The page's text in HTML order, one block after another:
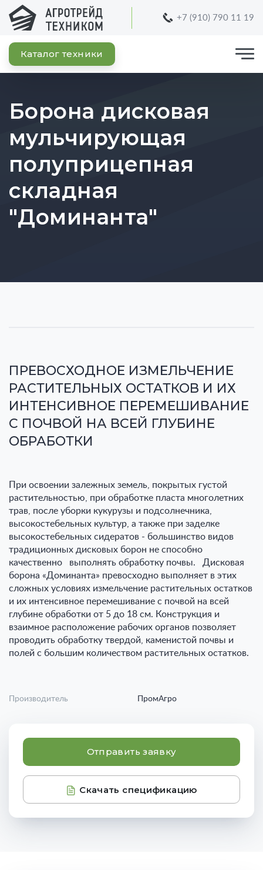
+7 (910) 790 11 19
Каталог техники
Борона дисковая
мульчирующая
полуприцепная
складная
"Доминанта"
ПРЕВОСХОДНОЕ ИЗМЕЛЬЧЕНИЕ
РАСТИТЕЛЬНЫХ ОСТАТКОВ И ИХ
ИНТЕНСИВНОЕ ПЕРЕМЕШИВАНИЕ
С ПОЧВОЙ НА ВСЕЙ ГЛУБИНЕ
ОБРАБОТКИ
При освоении залежных земель, покрытых густой
растительностью, при обработке пласта многолетних
трав, после уборки кукурузы и подсолнечника,
высокостебельных культур, а также при заделке
высокостебельных сидератов - большинство видов
традиционных дисковых борон не способно
качественно выполнять обработку почвы. Дисковая
борона «Доминанта» превосходно выполняет в этих
сложных условиях измельчение растительных остатков
и их интенсивное перемешивание с почвой на всей
глубине обработки от 5 до 18 см. Конструкция и
взаимное расположение рабочих органов позволяет
проводить обработку твердой, каменистой почвы и
полей с большим количеством растительных остатков.
Производитель ПромАгро
Отправить заявку
Скачать спецификацию